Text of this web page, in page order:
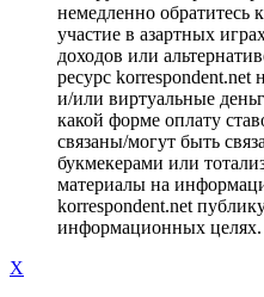
немедленно обратитесь
участие в азартных
доходов или
ресурс
и/или виртуальные
какой форме оплату
связаны/могут быть
букмекерами или
материалы на
korrespondent.net
информационных целях.
X